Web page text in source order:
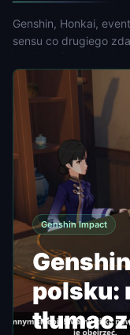
Genshin, Honkai,
sensu co drugiego
Genshin Impact
polsku: